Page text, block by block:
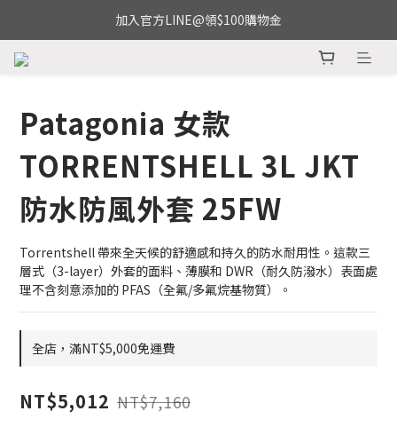
加入官方LINE@領$100購物金
Patagonia 女款
TORRENTSHELL 3L JKT
防水防風外套 25FW
Torrentshell 帶來全天候的舒適感和持久的防水耐用性。這款三
層式（3-layer）外套的面料、薄膜和 DWR（耐久防潑水）表面處
理不含刻意添加的 PFAS（全氟/多氟烷基物質）。
全店，滿NT$5,000免運費
NT$5,012 NT$7,160